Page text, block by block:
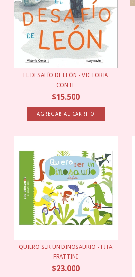
EL DESAFÍO DE LEÓN - VICTORIA
CONTE
$15.500
QUIERO SER UN DINOSAURIO - FITA
FRATTINI
$23.000